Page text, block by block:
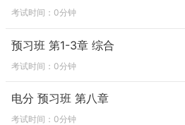
考试时间：0分钟
预习班 第1-3章 综合
考试时间：0分钟
电分 预习班 第八章
考试时间：0分钟